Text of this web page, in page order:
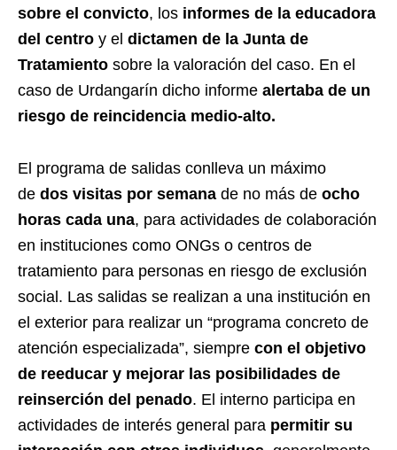
sobre el convicto, los informes de la educadora
del centro y el dictamen de la Junta de
Tratamiento sobre la valoración del caso. En el
caso de Urdangarín dicho informe alertaba de un
riesgo de reincidencia medio-alto.
El programa de salidas conlleva un máximo
de dos visitas por semana de no más de ocho
horas cada una, para actividades de colaboración
en instituciones como ONGs o centros de
tratamiento para personas en riesgo de exclusión
social. Las salidas se realizan a una institución en
el exterior para realizar un “programa concreto de
atención especializada”, siempre con el objetivo
de reeducar y mejorar las posibilidades de
reinserción del penado. El interno participa en
actividades de interés general para permitir su